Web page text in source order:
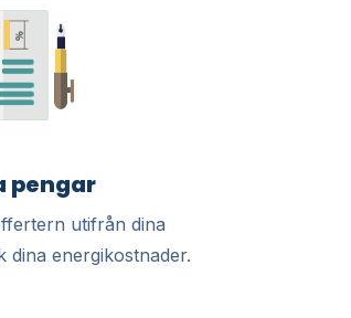
pengar
utifrån dina
dina energikostnader.